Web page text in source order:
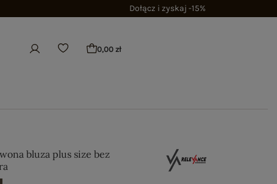
Dołącz i zyskaj -15%
0,00 zł
bluza plus size bez